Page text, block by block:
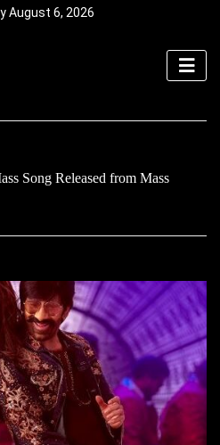
August 6, 2026
Song Released from Mass